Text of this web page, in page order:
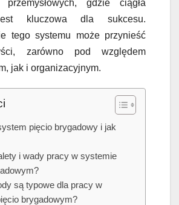
gdzie ciągła
kluczowa dla sukcesu.
tego systemu może przynieść
zarówno pod względem
jak i organizacyjnym.
pięcio brygadowy i jak
i wady pracy w systemie
są typowe dla pracy w
brygadowym?